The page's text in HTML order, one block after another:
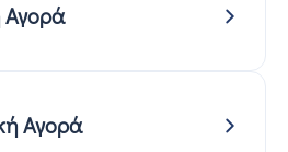
Αγορά
Αγορά